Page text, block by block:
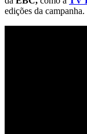
edições da campanha.